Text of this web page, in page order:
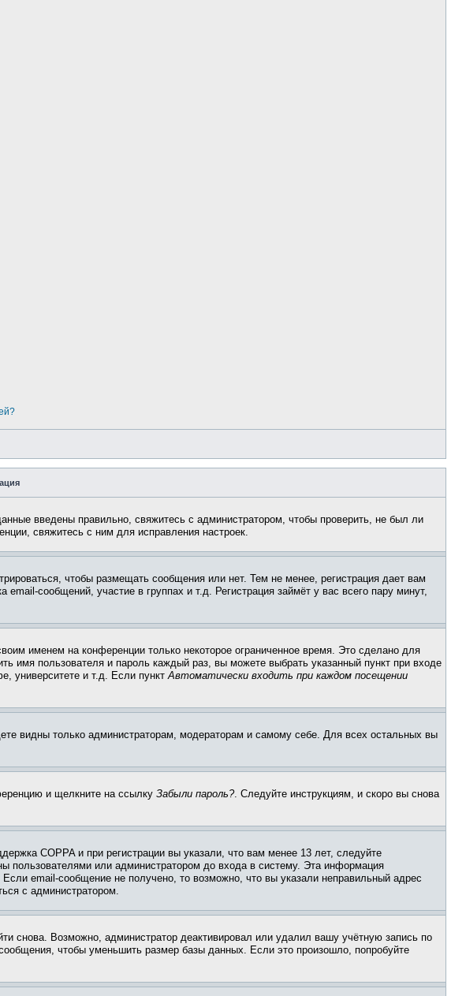
введены правильно, свяжитесь с администратором, чтобы проверить, не был ли
свяжитесь с ним для исправления настроек.
чтобы размещать сообщения или нет. Тем не менее, регистрация дает вам
сообщений, участие в группах и т.д. Регистрация займёт у вас всего пару минут,
именем на конференции только некоторое ограниченное время. Это сделано для
имя пользователя и пароль каждый раз, вы можете выбрать указанный пункт при входе
университете и т.д. Если пунктАвтоматически входить при каждом посещении
видны только администраторам, модераторам и самому себе. Для всех остальных вы
и щелкните на ссылку Забыли пароль?. Следуйте инструкциям, и скоро вы снова
COPPA и при регистрации вы указали, что вам менее 13 лет, следуйте
пользователями или администратором до входа в систему. Эта информация
email-сообщение не получено, то возможно, что вы указали неправильный адрес
с администратором.
снова. Возможно, администратор деактивировал или удалил вашу учётную запись по
чтобы уменьшить размер базы данных. Если это произошло, попробуйте